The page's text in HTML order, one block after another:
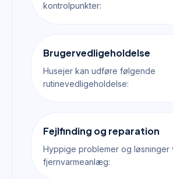
kontrolpunkter:
Brugervedligeholdelse
Husejer kan udføre følgende
rutinevedligeholdelse:
Fejlfinding og reparation
Hyppige problemer og løsninger
fjernvarmeanlæg: